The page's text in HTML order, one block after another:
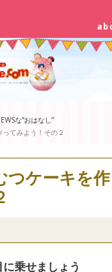
な“おはなし”
てみよう！その２
つケーキを
に乗せましょう